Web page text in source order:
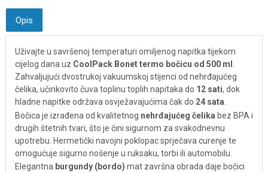
Opis
Uživajte u savršenoj temperaturi omiljenog napitka tijekom
cijelog dana uz CoolPack Bonet termo bočicu od 500 ml .
Zahvaljujući dvostrukoj vakuumskoj stijenci od nehrđajućeg
čelika, učinkovito čuva toplinu toplih napitaka do 12 sati, dok
hladne napitke održava osvježavajućima čak do 24 sata.
Bočica je izrađena od kvalitetnog nehrđajućeg čelika bez BPA i
drugih štetnih tvari, što je čini sigurnom za svakodnevnu
upotrebu. Hermetički navojni poklopac sprječava curenje te
omogućuje sigurno nošenje u ruksaku, torbi ili automobilu.
Elegantna burgundy (bordo) mat završna obrada daje bočici